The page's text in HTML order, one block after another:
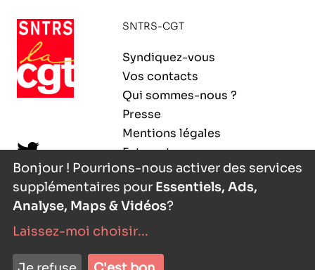
SNTRS-CGT
Syndiquez-vous
Vos contacts
Qui sommes-nous ?
Presse
Mentions légales
Extranet
- agence digitale
Bonjour ! Pourrions-nous activer des services
supplémentaires pour Essentiels, Ads,
Analyse, Maps & Vidéos?
Laissez-moi choisir...